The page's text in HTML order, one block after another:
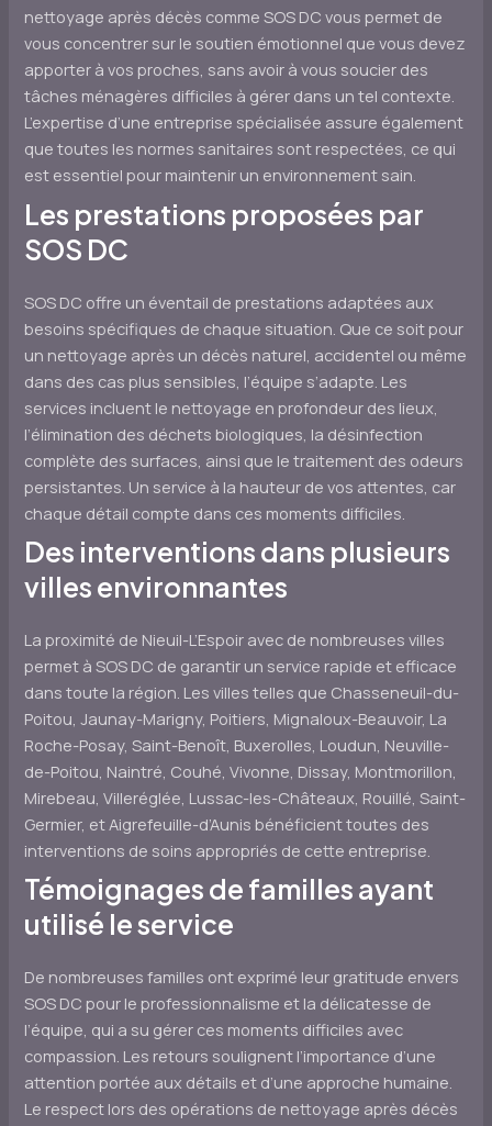
nettoyage après décès comme SOS DC vous permet de
vous concentrer sur le soutien émotionnel que vous devez
apporter à vos proches, sans avoir à vous soucier des
tâches ménagères difficiles à gérer dans un tel contexte.
L’expertise d’une entreprise spécialisée assure également
que toutes les normes sanitaires sont respectées, ce qui
est essentiel pour maintenir un environnement sain.
Les prestations proposées par
SOS DC
SOS DC offre un éventail de prestations adaptées aux
besoins spécifiques de chaque situation. Que ce soit pour
un nettoyage après un décès naturel, accidentel ou même
dans des cas plus sensibles, l’équipe s’adapte. Les
services incluent le nettoyage en profondeur des lieux,
l’élimination des déchets biologiques, la désinfection
complète des surfaces, ainsi que le traitement des odeurs
persistantes. Un service à la hauteur de vos attentes, car
chaque détail compte dans ces moments difficiles.
Des interventions dans plusieurs
villes environnantes
La proximité de Nieuil-L’Espoir avec de nombreuses villes
permet à SOS DC de garantir un service rapide et efficace
dans toute la région. Les villes telles que Chasseneuil-du-
Poitou, Jaunay-Marigny, Poitiers, Mignaloux-Beauvoir, La
Roche-Posay, Saint-Benoît, Buxerolles, Loudun, Neuville-
de-Poitou, Naintré, Couhé, Vivonne, Dissay, Montmorillon,
Mirebeau, Villeréglée, Lussac-les-Châteaux, Rouillé, Saint-
Germier, et Aigrefeuille-d’Aunis bénéficient toutes des
interventions de soins appropriés de cette entreprise.
Témoignages de familles ayant
utilisé le service
De nombreuses familles ont exprimé leur gratitude envers
SOS DC pour le professionnalisme et la délicatesse de
l’équipe, qui a su gérer ces moments difficiles avec
compassion. Les retours soulignent l’importance d’une
attention portée aux détails et d’une approche humaine.
Le respect lors des opérations de nettoyage après décès